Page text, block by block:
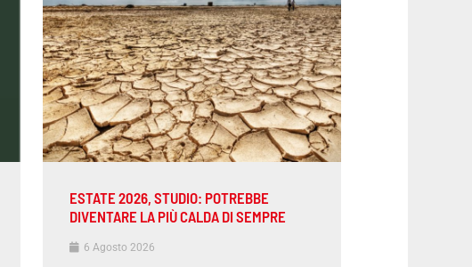
ESTATE 2026, STUDIO: POTREBBE
DIVENTARE LA PIÙ CALDA DI SEMPRE
6 Agosto 2026